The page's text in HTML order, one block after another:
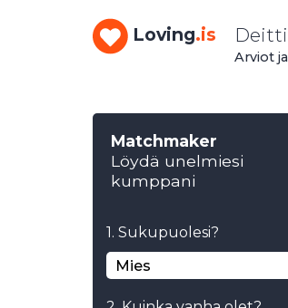
Loving.is
Arviot
Matchmaker
Löydä unelmiesi
kumppani
1. Sukupuolesi?
Mies